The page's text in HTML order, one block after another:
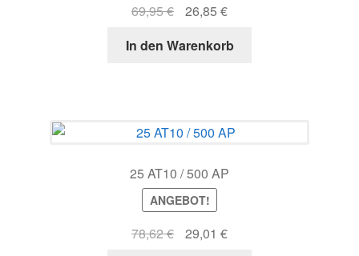
69,95€
Ursprünglicher
war:
26,85 €Aktueller
ist:
In den Warenkorb
25 AT10 / 500 AP
ANGEBOT!
78,62€
Ursprünglicher
29,01 €Aktueller